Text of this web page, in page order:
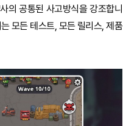
의 공통된 사고방식을 강조합니
모든 테스트, 모든 릴리스, 제품